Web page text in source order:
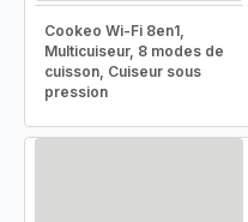
Cookeo Wi-Fi 8en1,
Multicuiseur, 8 modes de
cuisson, Cuiseur sous
pression